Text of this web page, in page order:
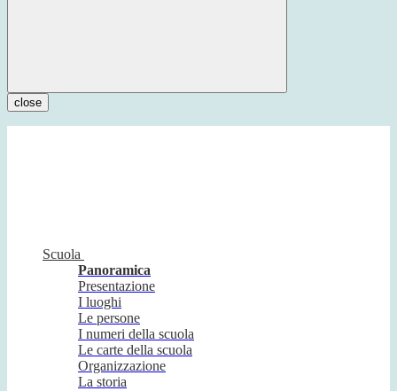
close
Scuola
Panoramica
Presentazione
I luoghi
Le persone
I numeri della scuola
Le carte della scuola
Organizzazione
La storia